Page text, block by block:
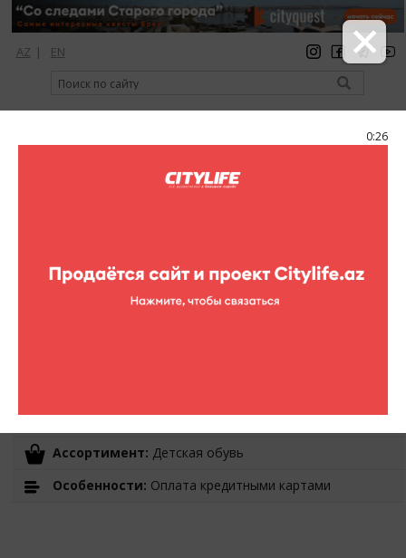
0:25
AZ | EN
регистрация вход Citylife Magazine
Pabloski
Время работы:10:00-22:00
Ассортимент: Детская обувь
Особенности: Оплата кредитными картами